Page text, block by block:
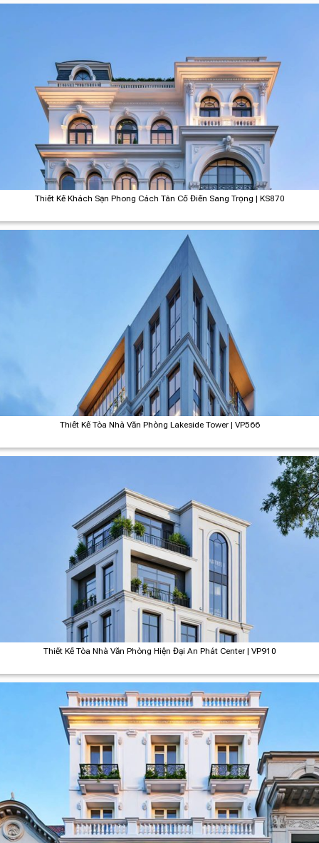
Thiết Kế Khách Sạn Phong Cách Tân Cổ Điển Sang Trọng | KS870
Thiết Kế Tòa Nhà Văn Phòng Lakeside Tower | VP566
Thiết Kế Tòa Nhà Văn Phòng Hiện Đại An Phát Center | VP910